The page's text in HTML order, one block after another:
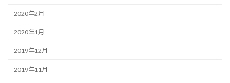
2020年2月
2020年1月
2019年12月
2019年11月